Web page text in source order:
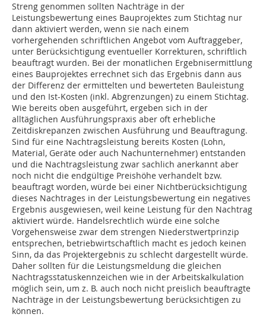
Streng genommen sollten Nachträge in der
Leistungsbewertung eines Bauprojektes zum Stichtag nur
dann aktiviert werden, wenn sie nach einem
vorhergehenden schriftlichen Angebot vom Auftraggeber,
unter Berücksichtigung eventueller Korrekturen, schriftlich
beauftragt wurden. Bei der monatlichen Ergebnisermittlung
eines Bauprojektes errechnet sich das Ergebnis dann aus
der Differenz der ermittelten und bewerteten Bauleistung
und den Ist-Kosten (inkl. Abgrenzungen) zu einem Stichtag.
Wie bereits oben ausgeführt, ergeben sich in der
alltäglichen Ausführungspraxis aber oft erhebliche
Zeitdiskrepanzen zwischen Ausführung und Beauftragung.
Sind für eine Nachtragsleistung bereits Kosten (Lohn,
Material, Geräte oder auch Nachunternehmer) entstanden
und die Nachtragsleistung zwar sachlich anerkannt aber
noch nicht die endgültige Preishöhe verhandelt bzw.
beauftragt worden, würde bei einer Nichtberücksichtigung
dieses Nachtrages in der Leistungsbewertung ein negatives
Ergebnis ausgewiesen, weil keine Leistung für den Nachtrag
aktiviert würde. Handelsrechtlich würde eine solche
Vorgehensweise zwar dem strengen Niederstwertprinzip
entsprechen, betriebwirtschaftlich macht es jedoch keinen
Sinn, da das Projektergebnis zu schlecht dargestellt würde.
Daher sollten für die Leistungsmeldung die gleichen
Nachtragsstatuskennzeichen wie in der Arbeitskalkulation
möglich sein, um z. B. auch noch nicht preislich beauftragte
Nachträge in der Leistungsbewertung berücksichtigen zu
können.